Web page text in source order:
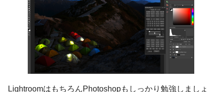
LightroomはもちろんPhotoshopもしっかり勉強しましょ